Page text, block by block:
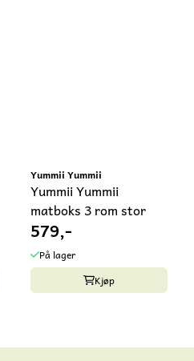
Yummii Yummii
Yummii Yummii
matboks 3 rom stor
579,-
På lager
Kjøp